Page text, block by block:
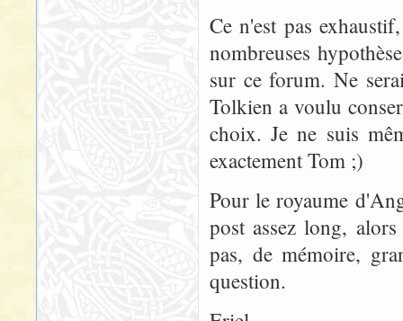
Ce n'est pas
nombreuses
sur ce forum. Ne
Tolkien a voulu
choix. Je ne suis
exactement Tom ;)
Pour le royaume
post assez long,
pas, de mémoire,
question.